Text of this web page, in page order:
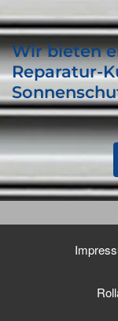
Wir bieten
Reparatur-